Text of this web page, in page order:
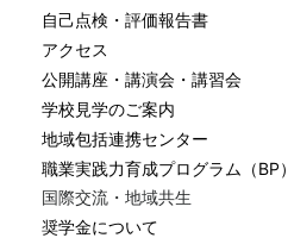
自己点検・評価報告書
アクセス
公開講座・講演会・講習会
学校見学のご案内
地域包括連携センター
職業実践力育成プログラム（BP）
国際交流・地域共生
奨学金について